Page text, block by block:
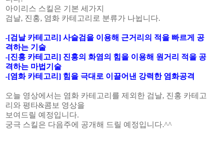
아이리스 스킬은 기본 세가지
검날, 진홍, 염화 카테고리로 분류가 나뉩니다.
-[검날 카테고리] 사슬검을 이용해 근거리의 적을 빠르게 공
격하는 기술
-[진홍 카테고리] 진홍의 화염의 힘을 이용해 원거리 적을 공
격하는 마법기술
-[염화 카테고리] 힘을 극대로 이끌어낸 강력한 염화공격
오늘 영상에서는 염화 카테고리를 제외한 검날, 진홍 카테고
리와 평타&콤보 영상을
보여드릴 예정입니다.
궁극 스킬은 다음주에 공개해 드릴 예정입니다.^^